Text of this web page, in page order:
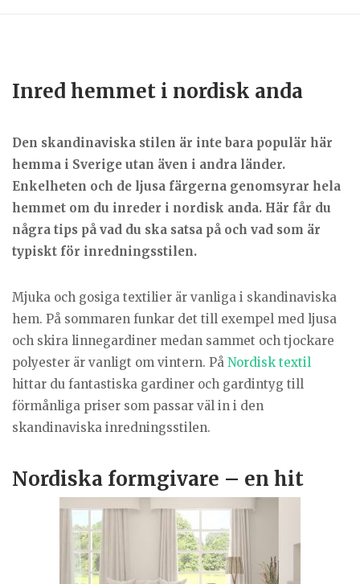
Inred hemmet i nordisk anda
Den skandinaviska stilen är inte bara populär här
hemma i Sverige utan även i andra länder.
Enkelheten och de ljusa färgerna genomsyrar hela
hemmet om du inreder i nordisk anda. Här får du
några tips på vad du ska satsa på och vad som är
typiskt för inredningsstilen.
Mjuka och gosiga textilier är vanliga i skandinaviska
hem. På sommaren funkar det till exempel med ljusa
och skira linnegardiner medan sammet och tjockare
polyester är vanligt om vintern. På Nordisk textil
hittar du fantastiska gardiner och gardintyg till
förmånliga priser som passar väl in i den
skandinaviska inredningsstilen.
Nordiska formgivare – en hit